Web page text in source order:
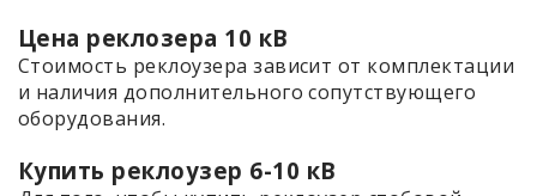
Цена реклозера 10 кВ
Стоимость реклоузера зависит от комплектации
и наличия дополнительного сопутствующего
оборудования.
Купить реклоузер 6-10 кВ